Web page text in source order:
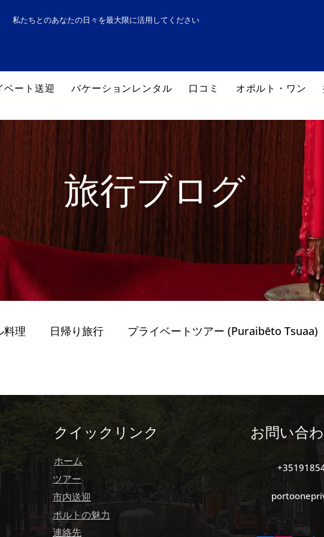
私たちとのあなたの日々を最大限に活用してください
ベート送迎 バケーションレンタル 口コミ オポルト・ワン
旅行ブログ
料理 日帰り旅行 プライベートツアー (Puraibēto Tsuaa)
Mobiriti) 最高のガイド付きツアー 持続可能性
ー Porto ポルトガルを旅する (Travel in Portugal)
International Vi 家族と子供 (Famílias e Crianças)
クイックリンク
ホーム
ツアー
市内送迎
ポルトの魅力
連絡先
お問い合わ